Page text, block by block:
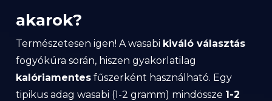
akarok?
Természetesen igen! A wasabi kiváló választás
fogyókúra során, hiszen gyakorlatilag
kalóriamentes fűszerként használható. Egy
tipikus adag wasabi (1-2 gramm) mindössze 1-2